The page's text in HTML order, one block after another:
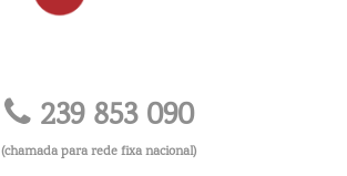
239 853 090
(chamada para rede fixa nacional)